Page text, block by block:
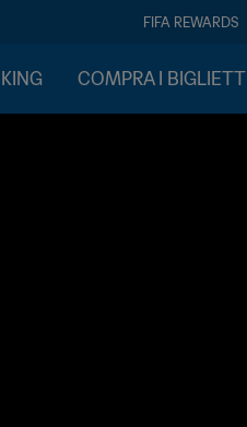
FIFA REWARDS
COMPRA I BIGLIETTI